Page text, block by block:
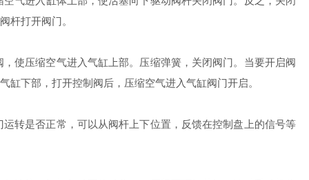
杆打开阀门。
压缩空气进入气缸上部。压缩弹簧，关闭阀门。当要开启阀
下部，打开控制阀后，压缩空气进入气缸阀门开启。
是否正常，可以从阀杆上下位置，反馈在控制盘上的信号等